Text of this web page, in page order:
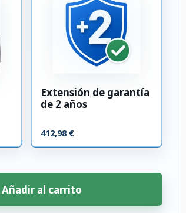
Extensión de garantía
de 2 años
412,98 €
Añadir al carrito